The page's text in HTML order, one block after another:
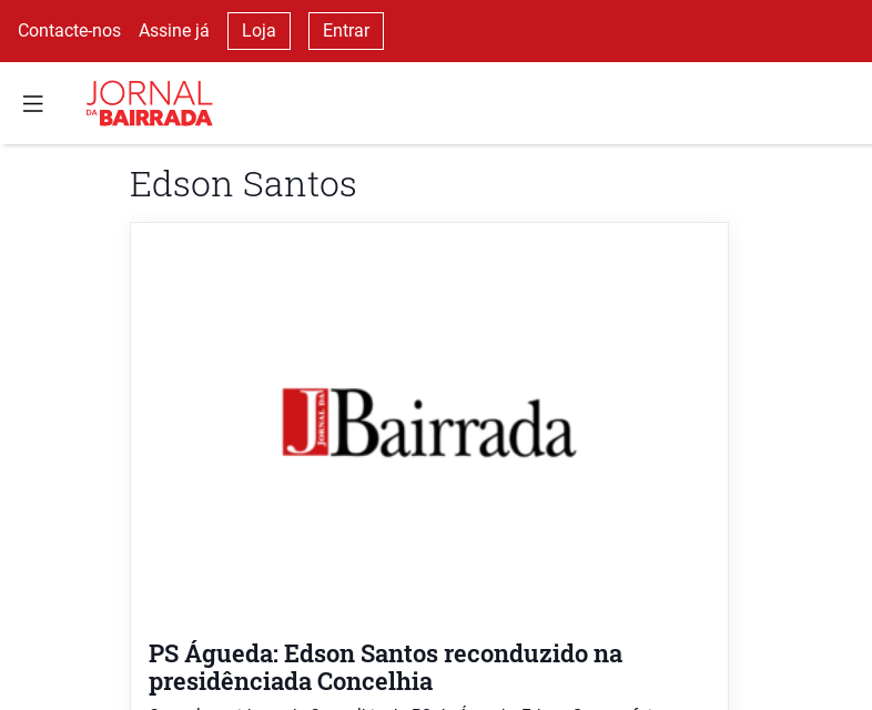
Contacte-nos Assine já Loja Entrar
Edson Santos
PS Águeda: Edson Santos reconduzido na
presidênciada Concelhia